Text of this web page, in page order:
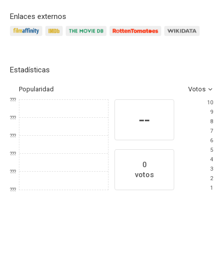
Enlaces externos
Estadísticas
Popularidad Votos
???
???
???
???
???
???
--
0
votos
10
9
8
7
6
5
4
3
2
1